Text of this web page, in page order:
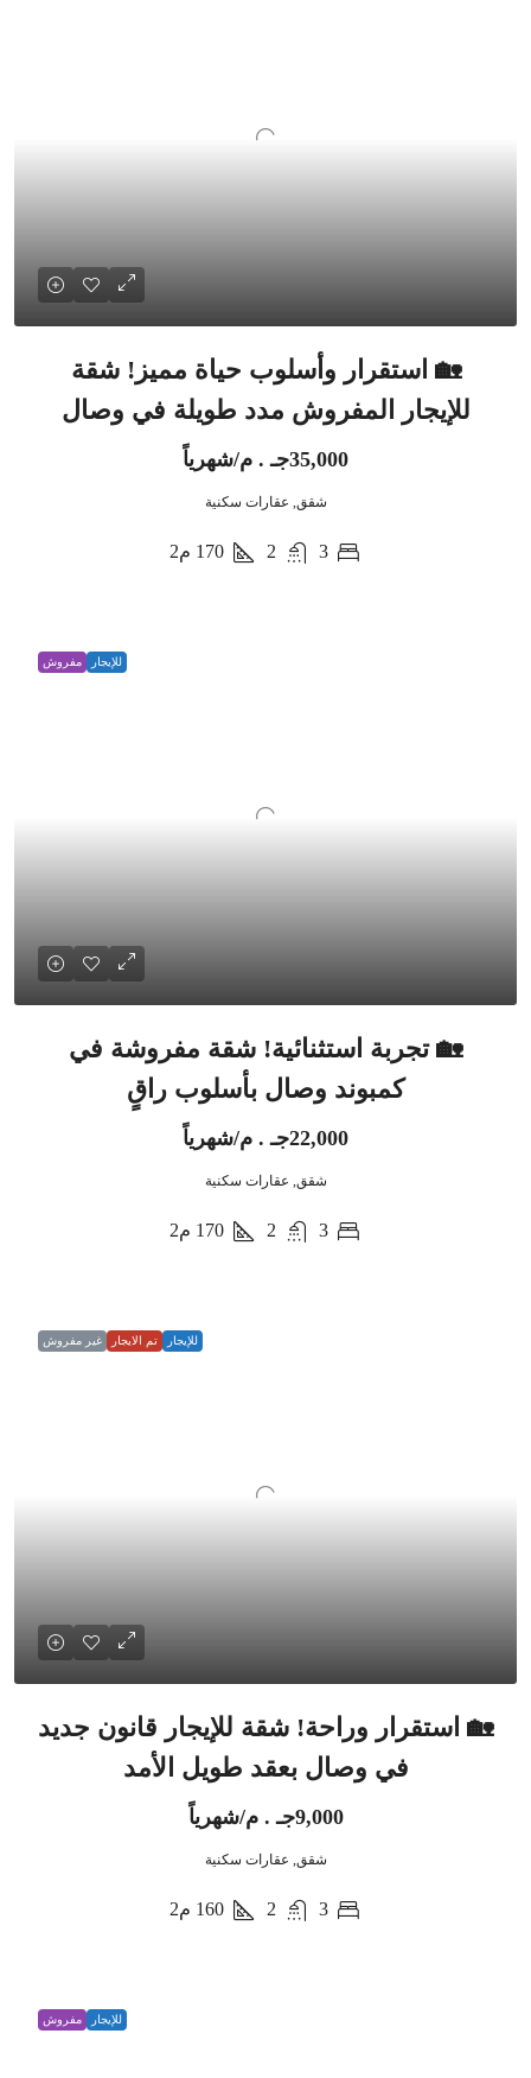
🏡 استقرار وأسلوب حياة مميز! شقة
للإيجار المفروش مدد طويلة في وصال
35,000جـ . م/شهرياً
شقق, عقارات سكنية
3
2
170 م2
للإيجار مفروش
🏡 تجربة استثنائية! شقة مفروشة في
كمبوند وصال بأسلوب راقٍ
22,000جـ . م/شهرياً
شقق, عقارات سكنية
3
2
170 م2
للإيجار تم الايجار غير مفروش
🏡 استقرار وراحة! شقة للإيجار قانون جديد
في وصال بعقد طويل الأمد
9,000جـ . م/شهرياً
شقق, عقارات سكنية
3
2
160 م2
للإيجار مفروش